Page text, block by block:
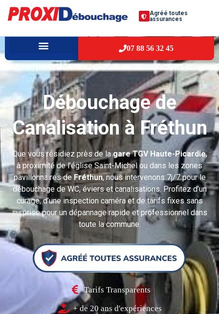
Agréé toutes
assurances
07 88 56 32 45
Débouchage de
Canalisation à Fréthun
Que vous résidiez près de lagare TGV Haute-Picardie,
à proximité de l’église Saint-Michel ou dans les zones
pavillonnaires de Fréthun, nous intervenons 7j/7 pour le
débouchage de WC, éviers et canalisations. Profitez d’un
curage, d’une inspection caméra et de tarifs fixes sans
surprise pour un dépannage rapide et professionnel dans
toute la commune.
Tarifs Transparents
+ de 20 ans d'expériences